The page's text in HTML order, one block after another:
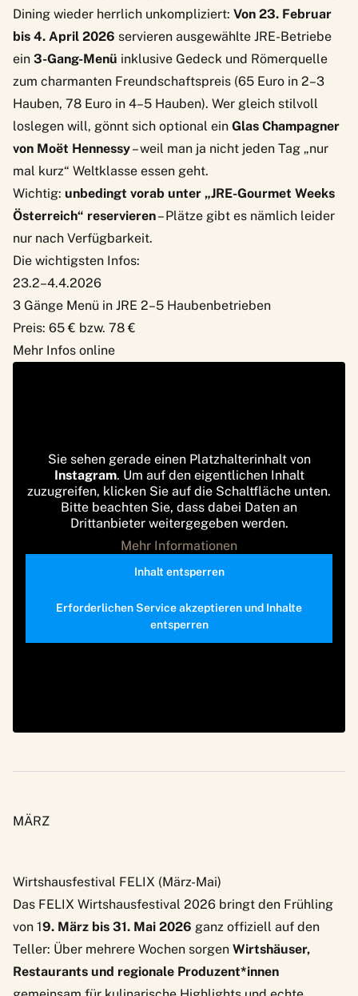
Dining wieder herrlich unkompliziert: Von 23. Februar
bis 4. April 2026 servieren ausgewählte JRE-Betriebe
ein 3-Gang-Menü inklusive Gedeck und Römerquelle
zum charmanten Freundschaftspreis (65 Euro in 2–3
Hauben, 78 Euro in 4–5 Hauben). Wer gleich stilvoll
loslegen will, gönnt sich optional ein Glas Champagner
von Moët Hennessy– weil man ja nicht jeden Tag „nur
mal kurz“ Weltklasse essen geht.
Wichtig: unbedingt vorab unter „JRE-Gourmet Weeks
Österreich“ reservieren– Plätze gibt es nämlich leider
nur nach Verfügbarkeit.
Die wichtigsten Infos:
23.2–4.4.2026
3 Gänge Menü in JRE 2–5 Haubenbetrieben
Preis: 65 € bzw. 78 €
Mehr Infos online
Sie sehen gerade einen Platzhalterinhalt von
Instagram. Um auf den eigentlichen Inhalt
zuzugreifen, klicken Sie auf die Schaltfläche unten.
Bitte beachten Sie, dass dabei Daten an
Drittanbieter weitergegeben werden.
Mehr Informationen
Inhalt entsperren
Erforderlichen Service akzeptieren und Inhalte
entsperren
MÄRZ
Wirtshausfestival FELIX (März-Mai)
Das FELIX Wirtshausfestival 2026 bringt den Frühling
von 19. März bis 31. Mai 2026 ganz offiziell auf den
Teller: Über mehrere Wochen sorgen Wirtshäuser,
Restaurants und regionale Produzent*innen